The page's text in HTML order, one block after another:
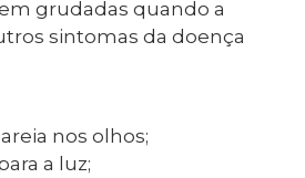
grudadas quando a
sintomas da doença
nos olhos;
a luz;